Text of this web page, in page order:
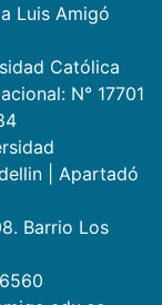
Luis Amigó
Católica
N° 17701
Apartadó
Barrio Los